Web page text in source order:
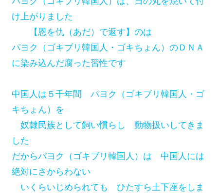
け上がりました
【恩を仇（あだ）で返す】のは
パヨク（ゴキブリ韓国人・ゴキちょん）のＤＮＡ
に染み込んだ腐った習性です
中国人は５千年間 パヨク（ゴキブリ韓国人・ゴ
キちょん）を
奴隷民族として飼い慣らし 動物扱いしてきま
した
だからパヨク（ゴキブリ韓国人）は 中国人には
絶対にさからわない
いくらいじめられても ひたすら土下座をしま